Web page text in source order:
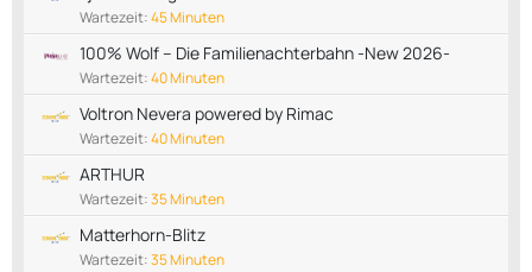
Wartezeit:45 Minuten
100% Wolf – Die Familienachterbahn -New 2026-
Wartezeit:40 Minuten
Voltron Nevera powered by Rimac
Wartezeit:40 Minuten
ARTHUR
Wartezeit:35 Minuten
Matterhorn-Blitz
Wartezeit:35 Minuten